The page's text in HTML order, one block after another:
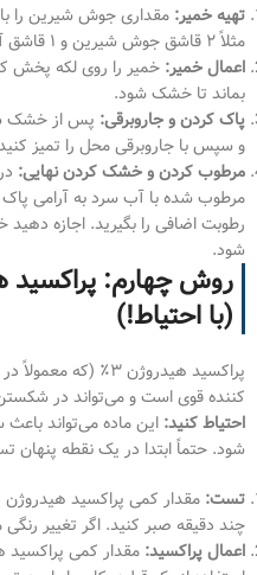
تهیه خمیر:
مثلاً ۲ قاشق جوش شیرین و ۱ قاشق آب سرد) تا خمیر یکدستی حاصل شود.
اعمال خمیر:
بماند تا خشک شود.
پاک کردن و جاروبرقی: پس از خشک
و سپس با جاروبرقی محل را تمیز
مرطوب کردن و خشک کردن نهایی:
مرطوب شده با آب سرد به آرامی
رطوبت اضافی را بگیرید. اجازه
شود.
روش چهارم: پراکسید
(با احتیاط!)
پراکسید هیدروژن
کننده قوی است و می‌تواند در
احتیاط کنید: این ماده می‌تواند
شود. حتماً ابتدا در یک نقطه پنهان
تست: مقدار کمی پراکسید هیدروژن
چند دقیقه صبر کنید. اگر تغییر
اعمال پراکسید: مقدار کمی پراکسید